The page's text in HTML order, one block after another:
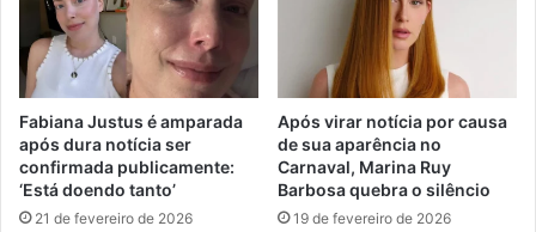
Fabiana Justus é amparada
após dura notícia ser
confirmada publicamente:
‘Está doendo tanto’
21 de fevereiro de 2026
Após virar notícia por causa
de sua aparência no
Carnaval, Marina Ruy
Barbosa quebra o silêncio
19 de fevereiro de 2026